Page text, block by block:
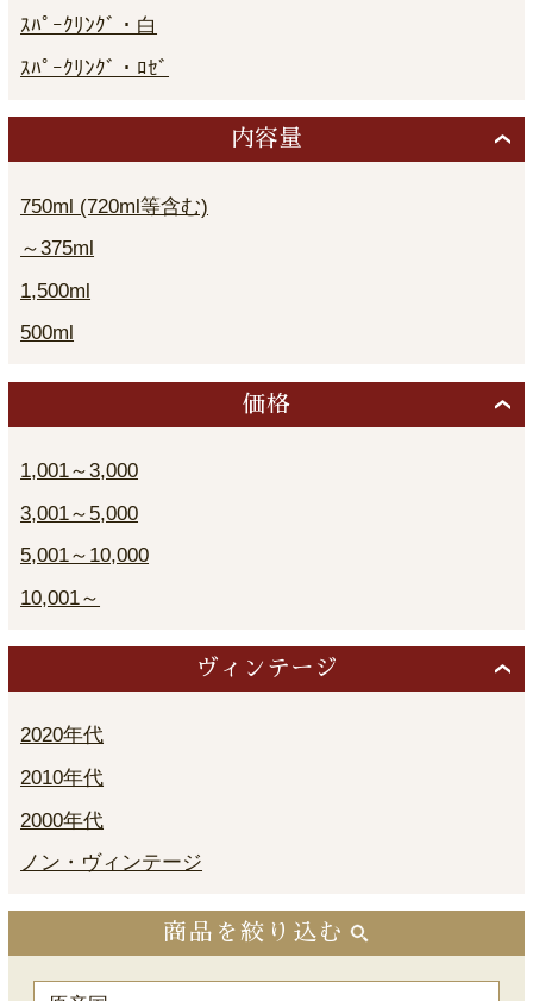
ｽﾊﾟｰｸﾘﾝｸﾞ・白
ｽﾊﾟｰｸﾘﾝｸﾞ・ﾛｾﾞ
内容量
750ml (720ml等含む)
～375ml
1,500ml
500ml
価格
1,001～3,000
3,001～5,000
5,001～10,000
10,001～
ヴィンテージ
2020年代
2010年代
2000年代
ノン・ヴィンテージ
商品を絞り込む